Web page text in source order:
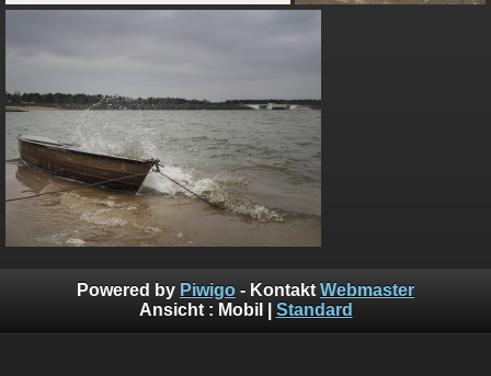
Powered by Piwigo - Kontakt Webmaster
Ansicht : Mobil Standard